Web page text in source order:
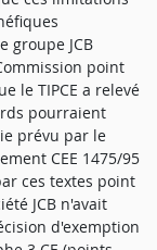
groupe JCB
point
le TIPCE a relevé
pourraient
prévu par le
CEE 1475/95
ces textes point
JCB n'avait
d'exemption